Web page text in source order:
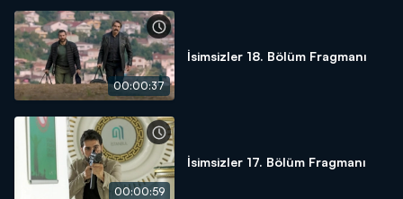
00:00:37
İsimsizler 18. Bölüm Fragmanı
00:00:59
İsimsizler 17. Bölüm Fragmanı